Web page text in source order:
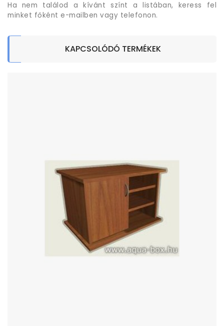
Ha nem találod a kívánt színt a listában, keress fel
minket főként e-mailben vagy telefonon.
KAPCSOLÓDÓ TERMÉKEK